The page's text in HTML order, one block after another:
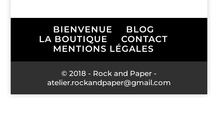
BIENVENUE
BLOG
LA BOUTIQUE
CONTACT
MENTIONS LÉGALES
© 2018 - Rock and Paper -
atelier.rockandpaper@gmail.com